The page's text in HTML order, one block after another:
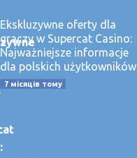
Ekskluzywne oferty dla
graczy w Supercat Casino:
Najważniejsze informacje
dla polskich użytkowników
7 місяців тому